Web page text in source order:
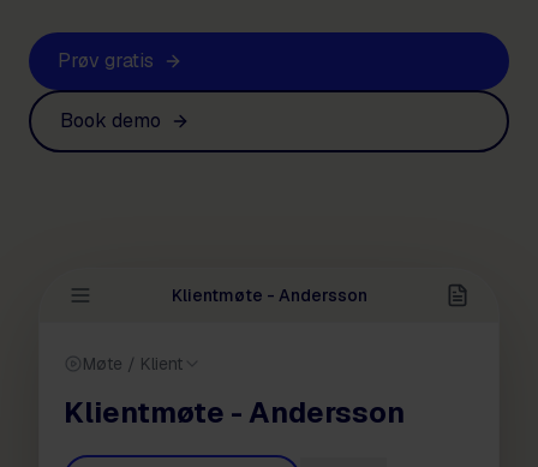
Prøv gratis
Book demo
Klientmøte - Andersson
Møte / Klient
Klientmøte - Andersson